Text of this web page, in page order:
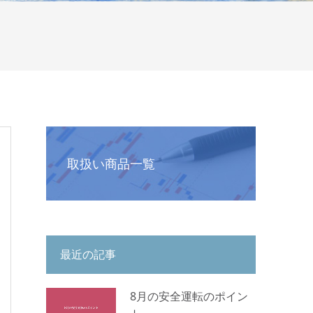
取扱い商品一覧
最近の記事
8月の安全運転のポイン